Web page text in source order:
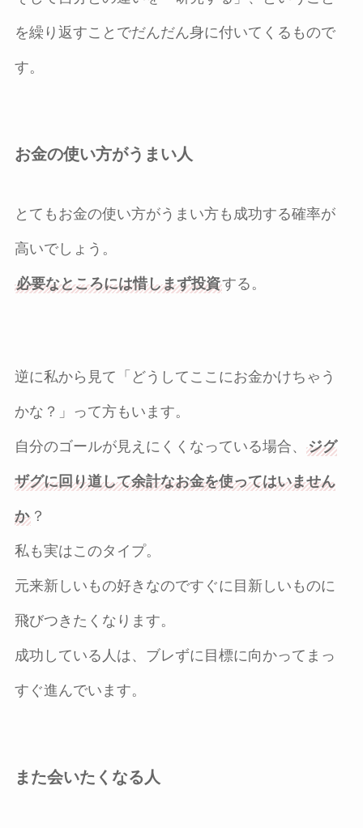
を繰り返すことでだんだん身に付いてくるもので
す。
お金の使い方がうまい人
とてもお金の使い方がうまい方も成功する確率が
高いでしょう。
必要なところには惜しまず投資する。
逆に私から見て「どうしてここにお金かけちゃう
かな？」って方もいます。
自分のゴールが見えにくくなっている場合、 ジグ
ザグに回り道して余計なお金を使ってはいません
か？
私も実はこのタイプ。
元来新しいもの好きなのですぐに目新しいものに
飛びつきたくなります。
成功している人は、ブレずに目標に向かってまっ
すぐ進んでいます。
また会いたくなる人